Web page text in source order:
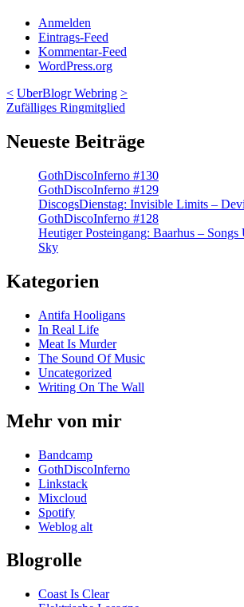
Anmelden
Eintrags-Feed
Kommentar-Feed
WordPress.org
< UberBlogr Webring >
Zufälliges Ringmitglied
Neueste Beiträge
GothDiscoInferno #130
GothDiscoInferno #129
DiscogsDienstag: Invisible Limits –
GothDiscoInferno #128
Heutiger Posteingang: Baarhus –
Sky
Kategorien
Antifa Hooligans
In Real Life
Meat Is Murder
The Sound Of Music
Uncategorized
Writing On The Wall
Mehr von mir
Bandcamp
GothDiscoInferno
Linkstack
Mixcloud
Spotify
Weblog alt
Blogrolle
Coast Is Clear